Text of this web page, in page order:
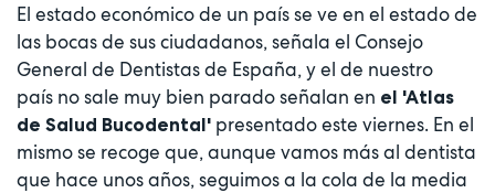
El estado económico de un país se ve en el estado de
las bocas de sus ciudadanos, señala el Consejo
General de Dentistas de España, y el de nuestro
país no sale muy bien parado señalan en el 'Atlas
de Salud Bucodental' presentado este viernes. En el
mismo se recoge que, aunque vamos más al dentista
que hace unos años, seguimos a la cola de la media